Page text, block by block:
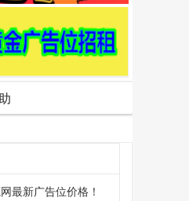
最新广告位价格！